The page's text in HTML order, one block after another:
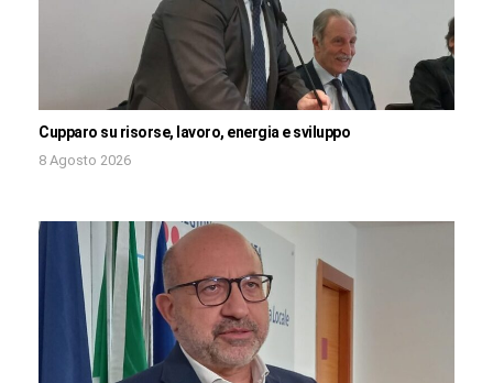
Cupparo su risorse, lavoro, energia e sviluppo
8 Agosto 2026